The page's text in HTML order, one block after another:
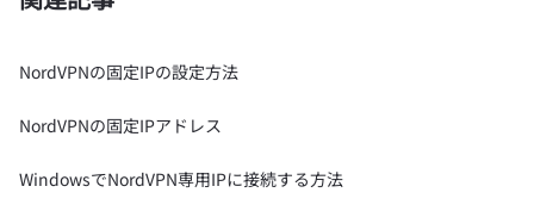
NordVPNの固定IPの設定方法
NordVPNの固定IPアドレス
WindowsでNordVPN専用IPに接続する方法